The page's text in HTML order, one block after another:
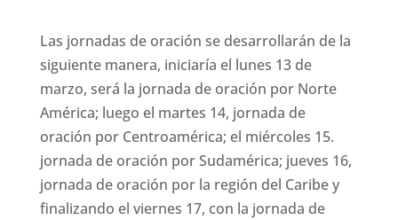
Las jornadas de oración se desarrollarán de la
siguiente manera, iniciaría el lunes 13 de
marzo, será la jornada de oración por Norte
América; luego el martes 14, jornada de
oración por Centroamérica; el miércoles 15.
jornada de oración por Sudamérica; jueves 16,
jornada de oración por la región del Caribe y
finalizando el viernes 17, con la jornada de